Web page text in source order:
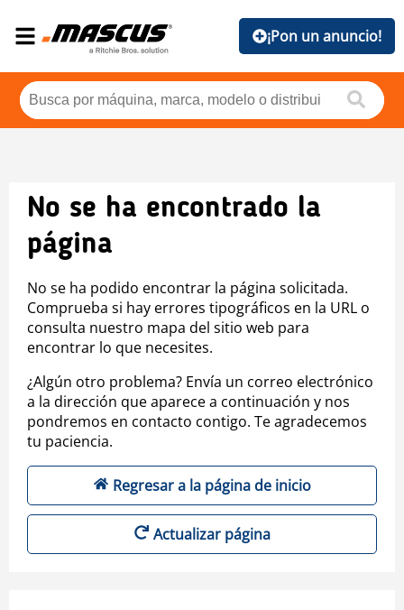
¡Pon un anuncio!
No se ha encontrado la
página
No se ha podido encontrar la página solicitada.
Comprueba si hay errores tipográficos en la URL o
consulta nuestro mapa del sitio web para
encontrar lo que necesites.
¿Algún otro problema? Envía un correo electrónico
a la dirección que aparece a continuación y nos
pondremos en contacto contigo. Te agradecemos
tu paciencia.
Regresar a la página de inicio
Actualizar página